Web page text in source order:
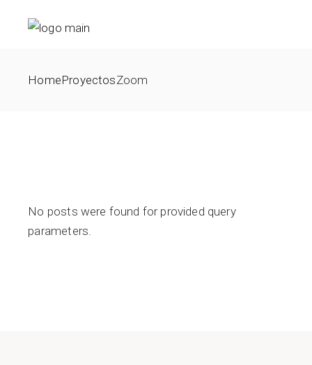
HomeProyectosZoom
No posts were found for provided query
parameters.